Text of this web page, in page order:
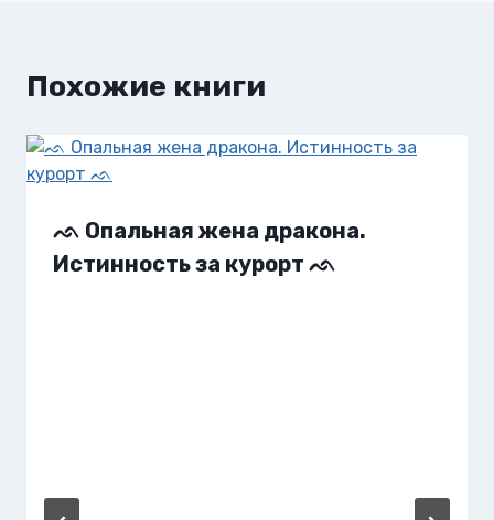
Похожие книги
ᨒ Опальная жена дракона.
Истинность за курорт ᨒ